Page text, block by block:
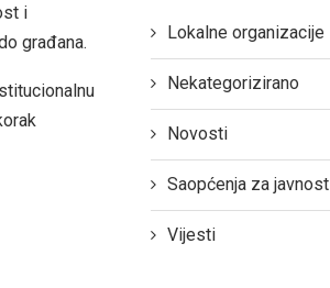
i
građana.
Lokalne organizacije
Nekategorizirano
Novosti
Saopćenja za javnost
Vijesti